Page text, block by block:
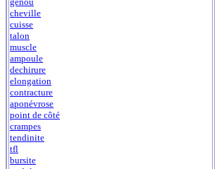
cheville
cuisse
talon
muscle
ampoule
dechirure
elongation
contracture
aponévrose
point de côté
crampes
tendinite
tfl
bursite